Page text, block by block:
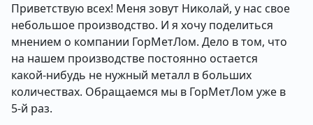
Приветствую всех! Меня зовут Николай, у нас свое
небольшое производство. И я хочу поделиться
мнением о компании ГорМетЛом. Дело в том, что
на нашем производстве постоянно остается
какой-нибудь не нужный металл в больших
количествах. Обращаемся мы в ГорМетЛом уже в
5-й раз.